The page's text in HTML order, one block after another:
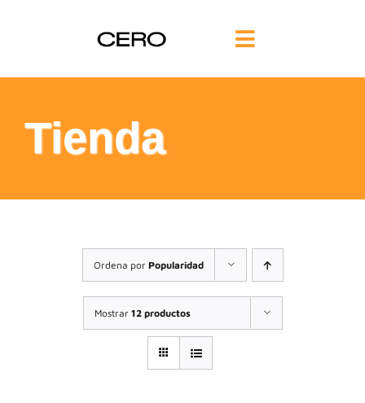
Toggle
Navigation
FILOSOFÍA
TE AYUDAMOS
FORMACIÓN
COMUNIDAD
Tienda
Ordena por Popularidad
Mostrar 12 productos